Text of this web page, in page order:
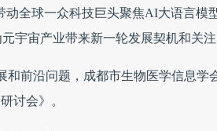
动全球一众科技巨头聚焦AI大语言模
宇宙产业带来新一轮发展契机和关
前沿问题，成都市生物医学信息学
讨会》。